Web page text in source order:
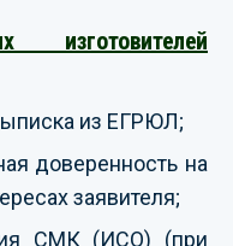
изготовителей
из ЕГРЮЛ;
доверенность на
заявителя;
СМК (ИСО) (при